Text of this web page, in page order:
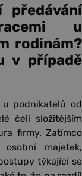
u
rodinám?
v případě
u podnikatelů od
čelí složitějším
firmy. Zatímco
majetek,
týkající se